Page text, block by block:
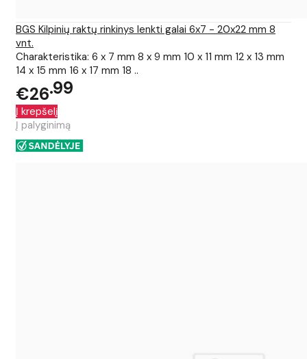
BGS Kilpinių raktų rinkinys lenkti galai 6x7 - 20x22 mm 8
vnt.
Charakteristika: 6 x 7 mm 8 x 9 mm 10 x 11 mm 12 x 13 mm
14 x 15 mm 16 x 17 mm 18 ..
€26 99
Į krepšelį
Į palyginimą